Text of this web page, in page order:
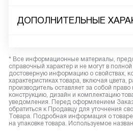
ДОПОЛНИТЕЛЬНЫЕ
* Все информационные материалы,
справочный характер и не могут в
достоверную информацию о свойствах,
характеристиках товара, включая
производитель оставляет за собой
конструкцию, дизайн и комплектацию
уведомления. Перед оформлением
обратиться к Продавцу для уточнения
Товара. Подробная информация о товаре
на упаковке товара. Используемое